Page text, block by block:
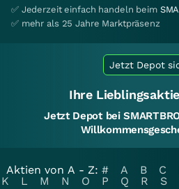
✅ Jederzeit einfach handeln beim
✅ mehr als 25 Jahre Marktpräsenz
Jetzt Depot
Ihre
Jetzt Depot bei
Aktien von A - Z: # A B C
K
L M N O P Q R S